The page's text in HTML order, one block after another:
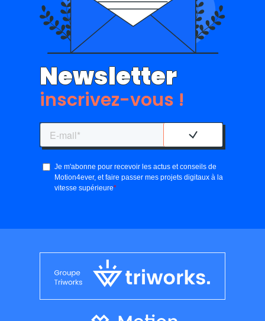
Newsletter
inscrivez-vous !